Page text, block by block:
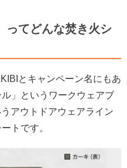
ってどんな焚き火シ
とキャンペーン名にもあ
」というワークウェアブ
アウトドアウェアライン
トです。